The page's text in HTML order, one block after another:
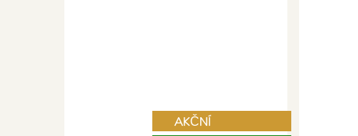
AKČNÍ